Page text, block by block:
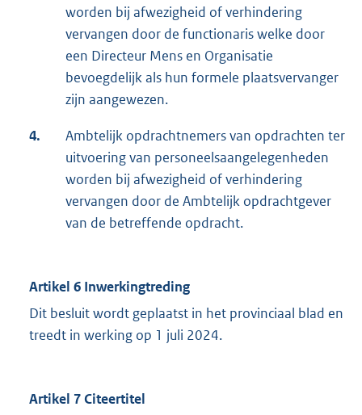
worden bij afwezigheid of verhindering
vervangen door de functionaris welke door
een Directeur Mens en Organisatie
bevoegdelijk als hun formele plaatsvervanger
zijn aangewezen.
4.
Ambtelijk opdrachtnemers van opdrachten ter
uitvoering van personeelsaangelegenheden
worden bij afwezigheid of verhindering
vervangen door de Ambtelijk opdrachtgever
van de betreffende opdracht.
Artikel 6 Inwerkingtreding
Dit besluit wordt geplaatst in het provinciaal blad en
treedt in werking op 1 juli 2024.
Artikel 7 Citeertitel